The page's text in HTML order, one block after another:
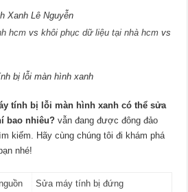
Xanh Lê Nguyễn
hcm vskhôi phục dữ liệu tại nhà hcm vs
bị lỗi màn hình xanh
tính bị lỗi màn hình xanh có thể sửa
bao nhiêu? vẫn đang được đông đảo
kiếm. Hãy cùng chúng tôi đi khám phá
nhé!
Sửa máy tính bị đứng